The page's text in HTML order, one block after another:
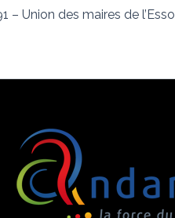
– Union des maires de